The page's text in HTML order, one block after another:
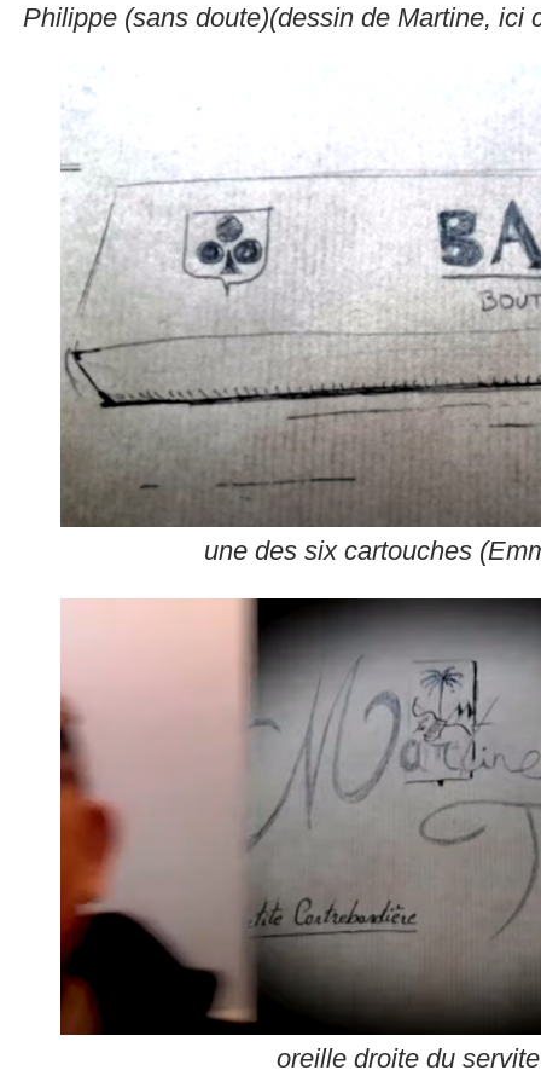
Philippe (sans doute)(dessin de Martine, ici
une des six cartouches
oreille droite du